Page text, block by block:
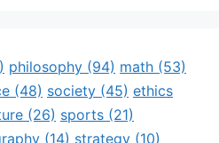
philosophy (94) math (53)
(48) society (45) ethics
(26) sports (21)
(14) strategy (10)